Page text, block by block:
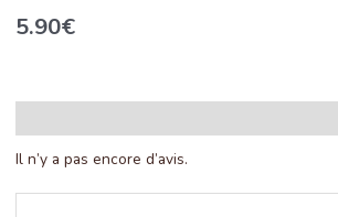
Pastel
620
50
pcs
5.90€
Il n’y a pas encore d’avis.